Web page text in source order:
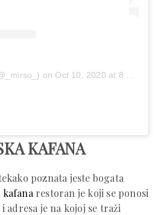
on Oct 10, 2020 at 8:36am PDT
KAFANA
poznata jeste bogata
kafana restoran je koji se ponosi
adresa je na kojoj se traži